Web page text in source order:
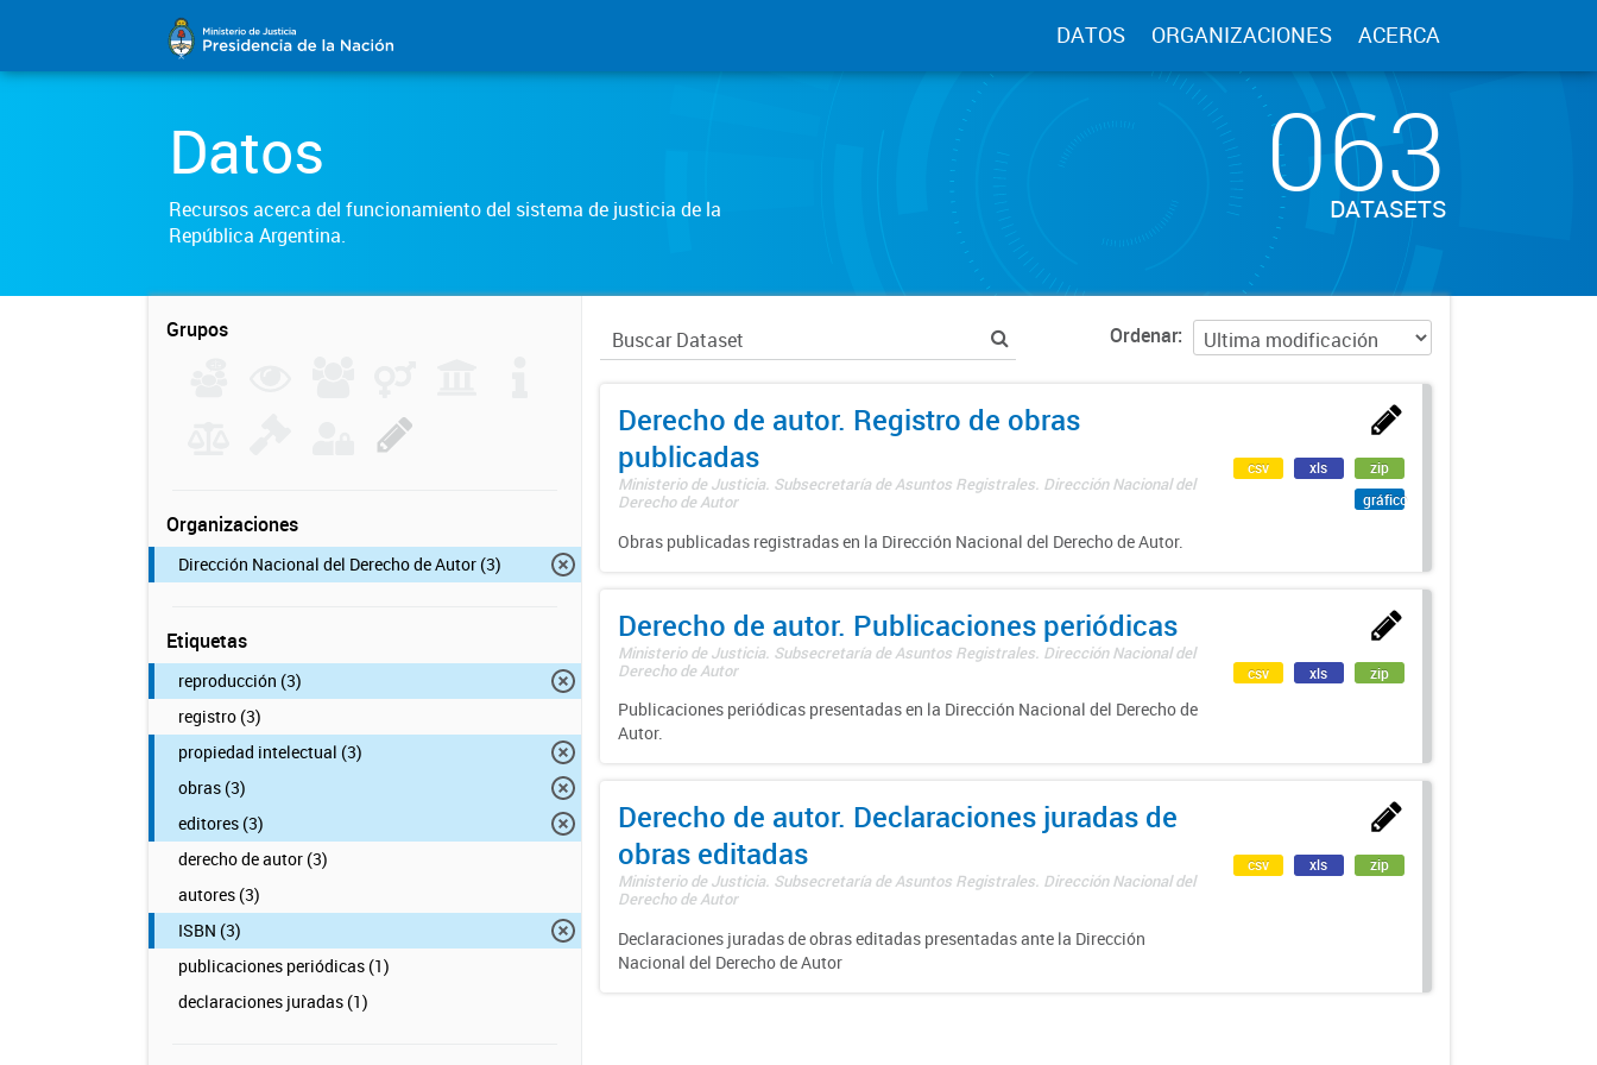
DATOS ORGANIZACIONES ACERCA
Datos
Recursos acerca del funcionamiento del sistema de justicia de la
República Argentina.
063
DATASETS
Grupos
Organizaciones
Dirección Nacional del Derecho de Autor (3)
Etiquetas
reproducción (3)
registro (3)
propiedad intelectual (3)
obras (3)
editores (3)
derecho de autor (3)
autores (3)
ISBN (3)
publicaciones periódicas (1)
declaraciones juradas (1)
Ordenar
Derecho de autor. Registro de obras
publicadas
Ministerio de Justicia. Subsecretaría de Asuntos Registrales. Dirección Nacional del
Derecho de Autor
Obras publicadas registradas en la Dirección Nacional del Derecho de Autor.
csv xls
zip
gráfico
Derecho de autor. Publicaciones periódicas
Ministerio de Justicia. Subsecretaría de Asuntos Registrales. Dirección Nacional del
Derecho de Autor
Publicaciones periódicas presentadas en la Dirección Nacional del Derecho de
Autor.
csv xls zip
Derecho de autor. Declaraciones juradas de
obras editadas
Ministerio de Justicia. Subsecretaría de Asuntos Registrales. Dirección Nacional del
Derecho de Autor
Declaraciones juradas de obras editadas presentadas ante la Dirección
Nacional del Derecho de Autor
csv xls zip